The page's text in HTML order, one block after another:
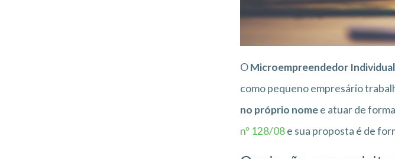
OMicroempreendedor Individual
como pequeno empresário
no próprio nomee atuar de
nº 128/08e sua proposta é de